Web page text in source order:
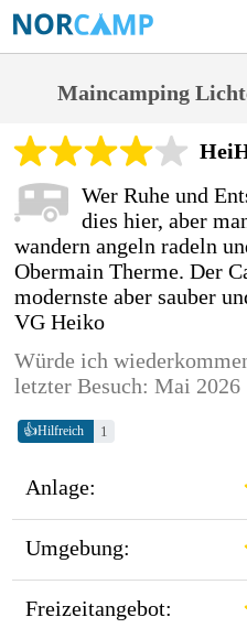
Maincamping
Wer Ruhe und
dies hier, aber
wandern angeln radeln
Obermain Therme. Der
modernste aber sauber
VG Heiko
Würde ich
letzter Besuch: Mai 2026
👍Hilfreich 1
Anlage:
Umgebung:
Freizeitangebot: